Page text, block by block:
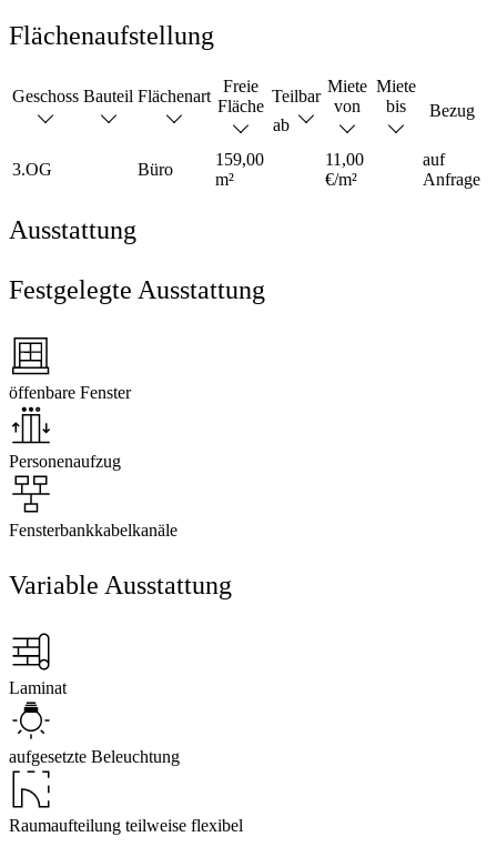
Flächenaufstellung
Geschoss Bauteil Flächenart
Freie
Fläche
Teilbar
ab
Miete
von
Miete
bis
Bezug
3.OG Büro
159,00
m²
11,00
€/m²
auf
Anfrage
Ausstattung
Festgelegte Ausstattung
öffenbare Fenster
Personenaufzug
Fensterbankkabelkanäle
Variable Ausstattung
Laminat
aufgesetzte Beleuchtung
Raumaufteilung teilweise flexibel